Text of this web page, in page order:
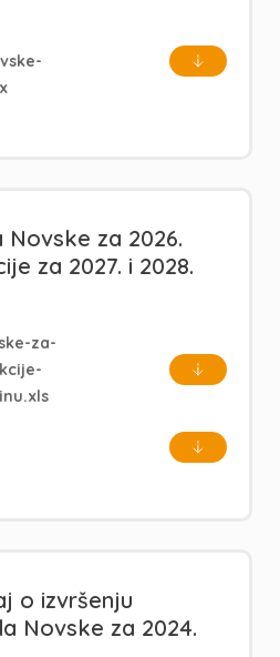
Novske za 2026.
za 2027. i 2028.
za-
o izvršenju
Novske za 2024.